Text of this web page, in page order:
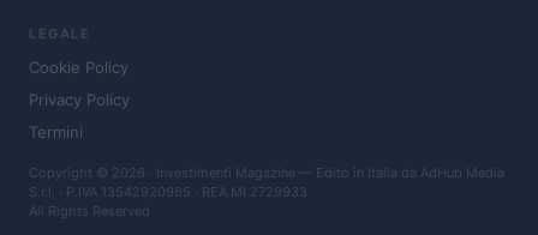
LEGALE
Cookie Policy
Privacy Policy
Termini
Copyright © 2026 · Investimenti Magazine — Edito in Italia da AdHub Media
S.r.l. · P.IVA 13542920965 · REA MI 2729933
All Rights Reserved